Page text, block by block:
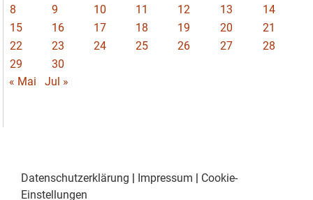
8
9 10 11 12 13
14
15
16 17 18 19 20
21
22
23 24 25 26 27
28
29
30
« Mai
Jul »
Datenschutzerklärung | Impressum | Cookie-
Einstellungen